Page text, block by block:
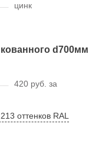
цинк
d700мм
420 руб. за
оттенков RAL